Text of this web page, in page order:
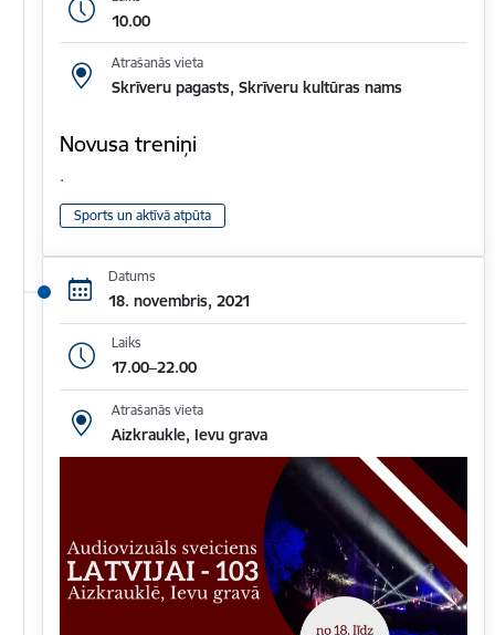
10.00
Atrašanās vieta
Skrīveru pagasts, Skrīveru kultūras nams
Novusa treniņi
.
Sports un aktīvā atpūta
Datums
18. novembris, 2021
Laiks
17.00–22.00
Atrašanās vieta
Aizkraukle, Ievu grava